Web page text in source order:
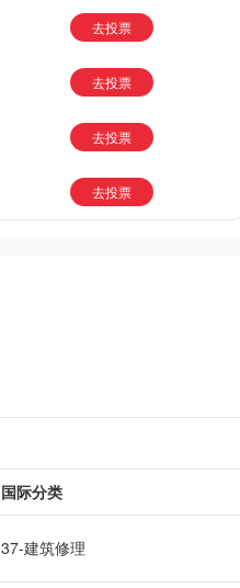
去投票
去投票
去投票
去投票
国际分类
37-建筑修理